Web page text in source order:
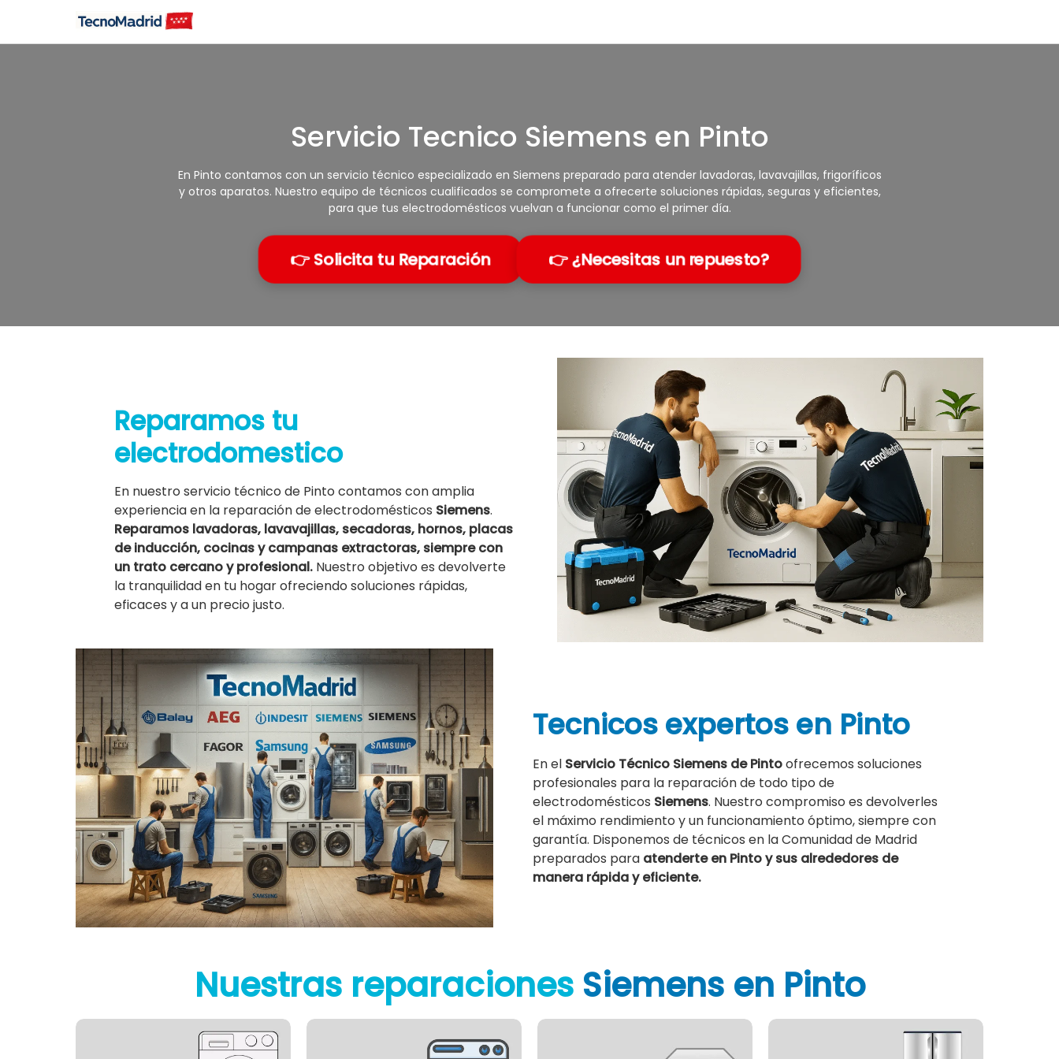
contenido
Servicio Tecnico Siemens en Pinto
En Pinto contamos con un servicio técnico especializado en Siemens preparado para atender lavadoras, lavavajillas, frigoríficos
y otros aparatos. Nuestro equipo de técnicos cualificados se compromete a ofrecerte soluciones rápidas, seguras y eficientes,
para que tus electrodomésticos vuelvan a funcionar como el primer día.
👉 Solicita tu Reparación 👉 ¿Necesitas un repuesto?
Reparamos tu
electrodomestico
En nuestro servicio técnico de Pinto contamos con amplia
experiencia en la reparación de electrodomésticos Siemens.
Reparamos lavadoras, lavavajillas, secadoras, hornos, placas
de inducción, cocinas y campanas extractoras, siempre con
un trato cercano y profesional.Nuestro objetivo es devolverte
la tranquilidad en tu hogar ofreciendo soluciones rápidas,
eficaces y a un precio justo.
Tecnicos expertosen Pinto
En el Servicio Técnico Siemens de Pintoofrecemos soluciones
profesionales para la reparación de todo tipo de
electrodomésticos Siemens. Nuestro compromiso es devolverles
el máximo rendimiento y un funcionamiento óptimo, siempre con
garantía. Disponemos de técnicos en la Comunidad de Madrid
preparados paraatenderte en Pinto y sus alrededores de
manera rápida y eficiente.
Nuestras reparaciones Siemens en Pinto